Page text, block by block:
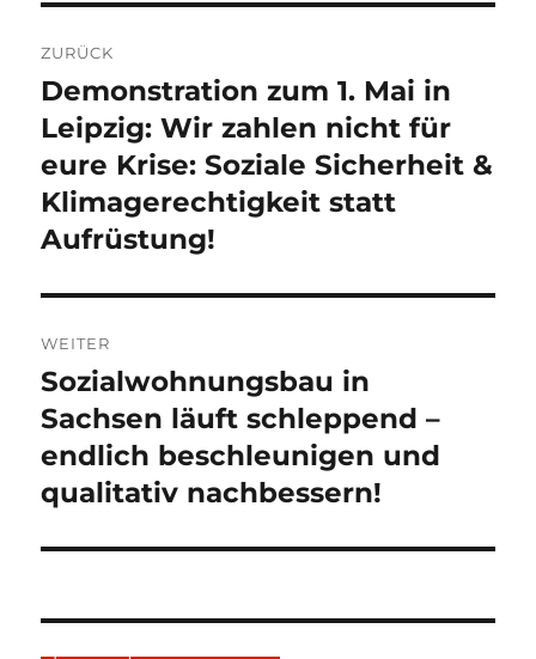
ZURÜCK
Vorheriger
Beitrag:
Demonstration zum 1. Mai in
Leipzig: Wir zahlen nicht für
eure Krise: Soziale Sicherheit &
Klimagerechtigkeit statt
Aufrüstung!
WEITER
Nächster
Beitrag:
Sozialwohnungsbau in
Sachsen läuft schleppend –
endlich beschleunigen und
qualitativ nachbessern!